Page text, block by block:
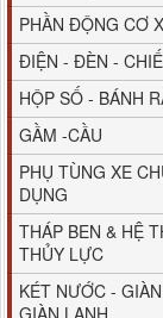
PHẦN ĐỘNG CƠ
ĐIỆN - ĐÈN -
HỘP SỐ - BÁNH
GẦM -CẦU
PHỤ TÙNG XE
DỤNG
THÁP BEN & HỆ
THỦY LỰC
KÉT NƯỚC -
GIÀN LẠNH
80YHCB-60 Bơm
dầu 60m3/h...